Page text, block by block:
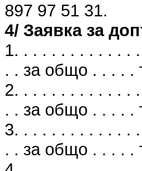
897 97 51 31.
4/ Заявка за
1. . . . . . . . . . . . .
. . за общо . . . . .
2. . . . . . . . . . . . .
. . за общо . . . . .
3. . . . . . . . . . . . .
. . за общо . . . . .